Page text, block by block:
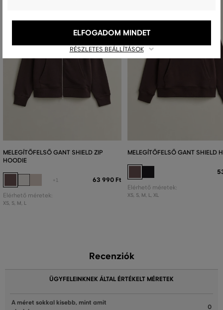
MELEGÍTŐFELSŐ GANT SHIELD ZIP
HOODIE
+1 63 990 Ft
Elérhető méretek:
XS, S, M, L
MELEGÍTŐFELSŐ GANT SHIELD
Elérhető méretek:
XS, S, M, L, XL
Recenziók
ÜGYFELEINKNEK ÁLTAL ÉRTÉKELT MÉRETEK
A méret sokkal kisebb, mint amit
0
RÉSZLETES BEÁLLÍTÁSOK
ELFOGADOM MINDET